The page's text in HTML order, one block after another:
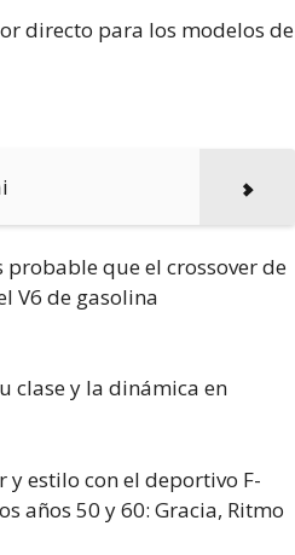
directo para los modelos de
probable que el crossover de
V6 de gasolina
clase y la dinámica en
y estilo con el deportivo F-
años 50 y 60: Gracia, Ritmo